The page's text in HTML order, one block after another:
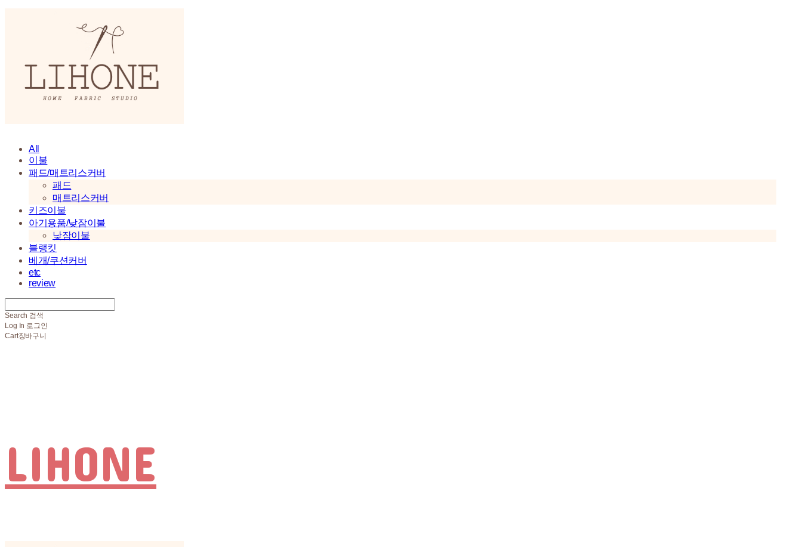
All
이불
패드/매트리스커버
패드
매트리스커버
키즈이불
아기용품/낮잠이불
낮잠이불
블랭킷
베개/쿠션커버
etc
review
Search 검색
Log In 로그인
Cart장바구니
LIHONE